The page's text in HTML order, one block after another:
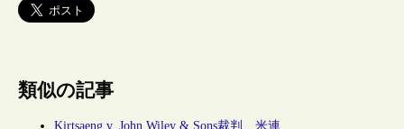
類似の記事
Kirtsaeng v. John Wiley & Sons裁判、米連